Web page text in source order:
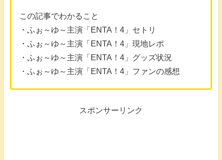
この記事でわかること
・ふぉ～ゆ～主演「ENTA！4」セトリ
・ふぉ～ゆ～主演「ENTA！4」現地レポ
・ふぉ～ゆ～主演「ENTA！4」グッズ状況
・ふぉ～ゆ～主演「ENTA！4」ファンの感想
スポンサーリンク